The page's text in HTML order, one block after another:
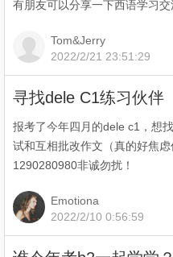
有朋友可以分享一下西语学习交
Tom&Jerry
2022/2/21 23:51:29
寻找dele C1练习伙伴
报考了今年四月的dele c1，想
试和互相批改作文（真的好焦
1290280980非诚勿扰！
Emotiona
2022/2/10 0:56:59